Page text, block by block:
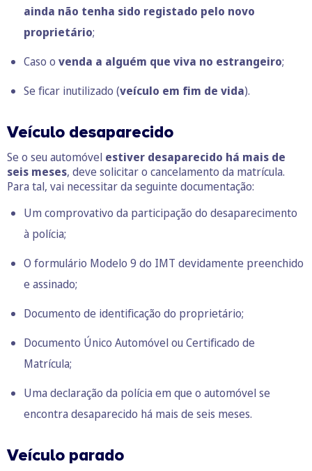
ainda não tenha sido registado pelo novo
proprietário;
Caso o venda a alguém que viva no estrangeiro;
Se ficar inutilizado (veículo em fim de vida).
Veículo desaparecido
Se o seu automóvel estiver desaparecido há mais de
seis meses, deve solicitar o cancelamento da matrícula.
Para tal, vai necessitar da seguinte documentação:
Um comprovativo da participação do desaparecimento
à polícia;
O formulário Modelo 9 do IMT devidamente preenchido
e assinado;
Documento de identificação do proprietário;
Documento Único Automóvel ou Certificado de
Matrícula;
Uma declaração da polícia em que o automóvel se
encontra desaparecido há mais de seis meses.
Veículo parado